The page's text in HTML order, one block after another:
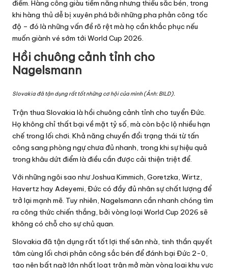
điểm. Hàng công giàu tiềm năng nhưng thiếu sắc bén, trong
khi hàng thủ dễ bị xuyên phá bởi những pha phản công tốc
độ – đó là những vấn đề rõ rệt mà họ cần khắc phục nếu
muốn giành vé sớm tới World Cup 2026.
Hồi chuông cảnh tỉnh cho
Nagelsmann
Slovakia đã tận dụng rất tốt những cơ hội của mình (Ảnh: BILD).
Trận thua Slovakia là hồi chuông cảnh tỉnh cho tuyển Đức.
Họ không chỉ thất bại về mặt tỷ số, mà còn bộc lộ nhiều hạn
chế trong lối chơi. Khả năng chuyển đổi trạng thái từ tấn
công sang phòng ngự chưa đủ nhanh, trong khi sự hiệu quả
trong khâu dứt điểm là điều cần được cải thiện triệt để.
Với những ngôi sao như Joshua Kimmich, Goretzka, Wirtz,
Havertz hay Adeyemi, Đức có đầy đủ nhân sự chất lượng để
trở lại mạnh mẽ. Tuy nhiên, Nagelsmann cần nhanh chóng tìm
ra công thức chiến thắng, bởi vòng loại World Cup 2026 sẽ
không có chỗ cho sự chủ quan.
Slovakia đã tận dụng rất tốt lợi thế sân nhà, tinh thần quyết
tâm cùng lối chơi phản công sắc bén để đánh bại Đức 2-0,
tạo nên bất ngờ lớn nhất loạt trận mở màn vòng loại khu vực